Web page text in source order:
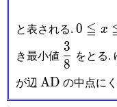
と表される. 0
\leqq
x
1
0 ≦ x
き最小値 \dfrac{3}
{8}
8
3
をとる.
が辺 AD の中点に